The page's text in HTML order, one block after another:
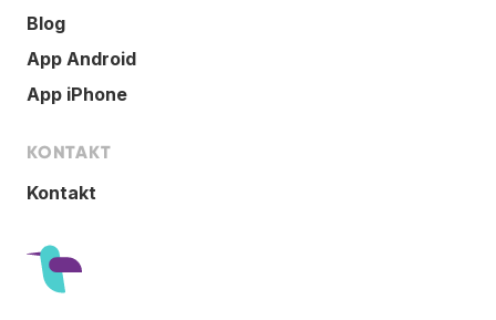
Blog
App Android
App iPhone
KONTAKT
Kontakt